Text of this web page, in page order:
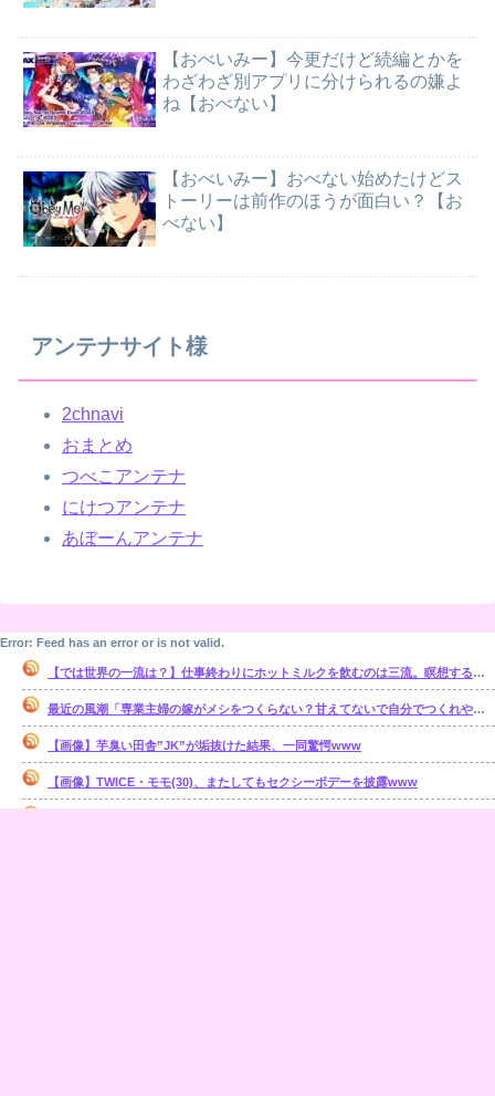
【おべいみー】今更だけど続編とかを
わざわざ別アプリに分けられるの嫌よ
ね【おべない】
【おべいみー】おべない始めたけどス
トーリーは前作のほうが面白い？【お
べない】
アンテナサイト様
2chnavi
おまとめ
つべこアンテナ
にけつアンテナ
あぼーんアンテナ
Error: Feed has an error or is not valid.
【では世界の一流は？】仕事終わりにホットミルクを飲むのは三流。瞑想するのは二流
最近の風潮「専業主婦の嫁がメシをつくらない？甘えてないで自分でつくれやｗ」←これ正論なの？
【画像】芋臭い田舎”JK”が垢抜けた結果、一同驚愕www
【画像】TWICE・モモ(30)、またしてもセクシーボデーを披露www